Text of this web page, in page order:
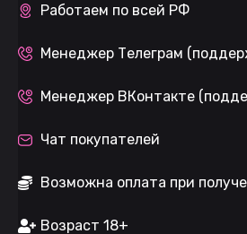
Работаем по всей РФ
Менеджер Телеграм
Менеджер ВКонтакте
Чат покупателей
Возможна оплата при
Возраст 18+